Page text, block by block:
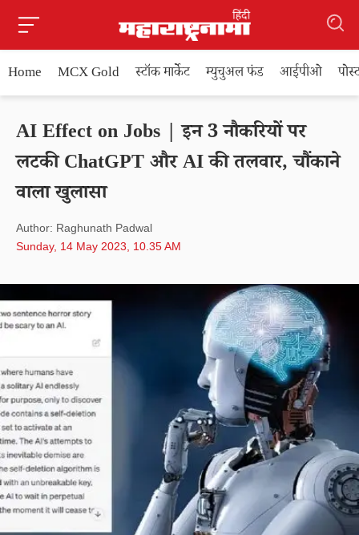
Home MCX Gold स्टॉक मार्केट म्युचुअल फंड आईपीओ
AI Effect on Jobs | इन 3 नौकरियों पर
लटकी ChatGPT और AI की तलवार, चौंकाने
वाला खुलासा
Author: Raghunath Padwal
Sunday, 14 May 2023, 10.35 AM